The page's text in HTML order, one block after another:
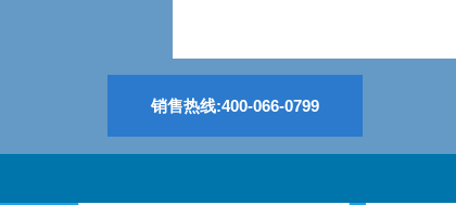
销售热线:400-066-0799